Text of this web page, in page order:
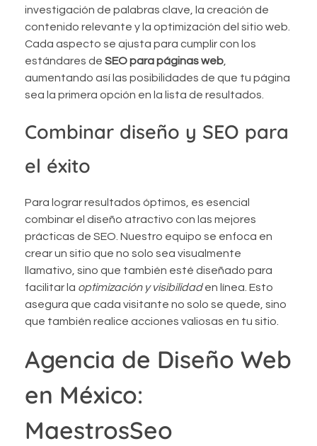
investigación de palabras clave, la creación de
contenido relevante y la optimización del sitio web.
Cada aspecto se ajusta para cumplir con los
estándares de SEO para páginas web
aumentando así las posibilidades de que tu página
sea la primera opción en la lista de resultados.
Combinar diseño y SEO para
el éxito
Para lograr resultados óptimos, es esencial
combinar el diseño atractivo con las mejores
prácticas de SEO. Nuestro equipo se enfoca en
crear un sitio que no solo sea visualmente
llamativo, sino que también esté diseñado para
facilitar la optimización y visibilidaden línea. Esto
asegura que cada visitante no solo se quede, sino
que también realice acciones valiosas en tu sitio.
Agencia de Diseño Web
en México:
MaestrosSeo